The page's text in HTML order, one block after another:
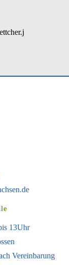
13Uhr
Vereinbarung